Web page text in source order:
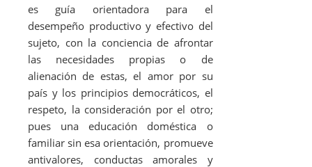
es guía orientadora para el
desempeño productivo y efectivo del
sujeto, con la conciencia de afrontar
las necesidades propias o de
alienación de estas, el amor por su
país y los principios democráticos, el
respeto, la consideración por el otro;
pues una educación doméstica o
familiar sin esa orientación, promueve
antivalores, conductas amorales y